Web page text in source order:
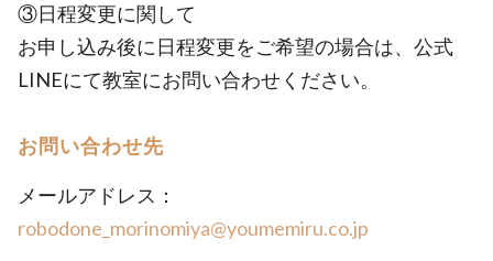
③日程変更に関して
お申し込み後に日程変更をご希望の場合は、公式
LINEにて教室にお問い合わせください。
お問い合わせ先
メールアドレス：
robodone_morinomiya@youmemiru.co.jp